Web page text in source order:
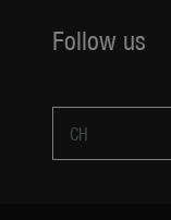
Follow us
CH